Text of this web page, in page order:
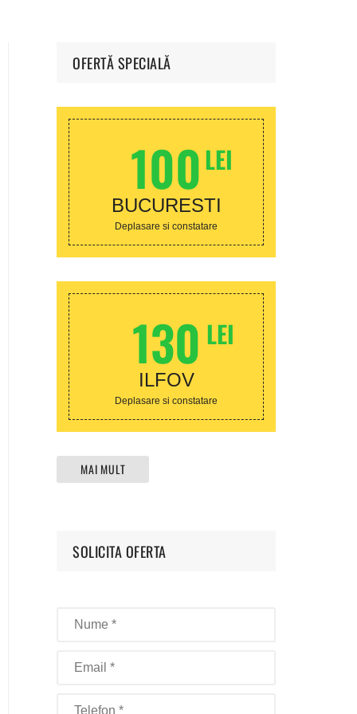
OFERTĂ SPECIALĂ
LEI
100
BUCURESTI
Deplasare si constatare
LEI
130
ILFOV
Deplasare si constatare
MAI MULT
SOLICITA OFERTA